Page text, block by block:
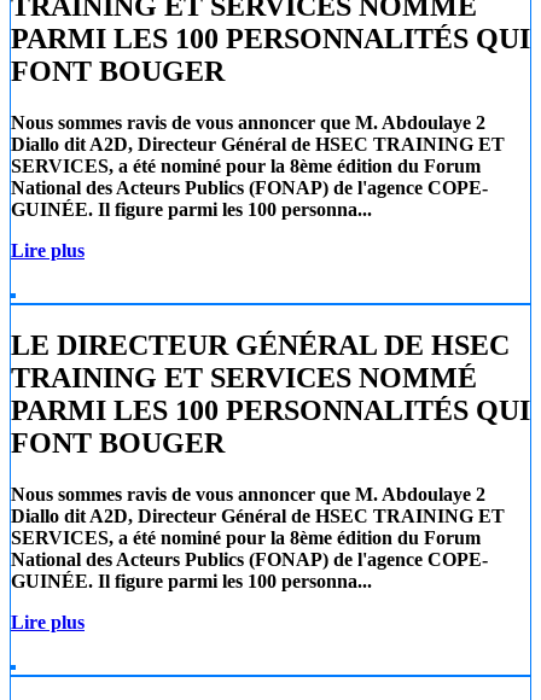
TRAINING ET SERVICES NOMMÉ
PARMI LES 100 PERSONNALITÉS QUI
FONT BOUGER
Nous sommes ravis de vous annoncer que M. Abdoulaye 2
Diallo dit A2D, Directeur Général de HSEC TRAINING ET
SERVICES, a été nominé pour la 8ème édition du Forum
National des Acteurs Publics (FONAP) de l'agence COPE-
GUINÉE. Il figure parmi les 100 personna...
Lire plus
LE DIRECTEUR GÉNÉRAL DE HSEC
TRAINING ET SERVICES NOMMÉ
PARMI LES 100 PERSONNALITÉS QUI
FONT BOUGER
Nous sommes ravis de vous annoncer que M. Abdoulaye 2
Diallo dit A2D, Directeur Général de HSEC TRAINING ET
SERVICES, a été nominé pour la 8ème édition du Forum
National des Acteurs Publics (FONAP) de l'agence COPE-
GUINÉE. Il figure parmi les 100 personna...
Lire plus